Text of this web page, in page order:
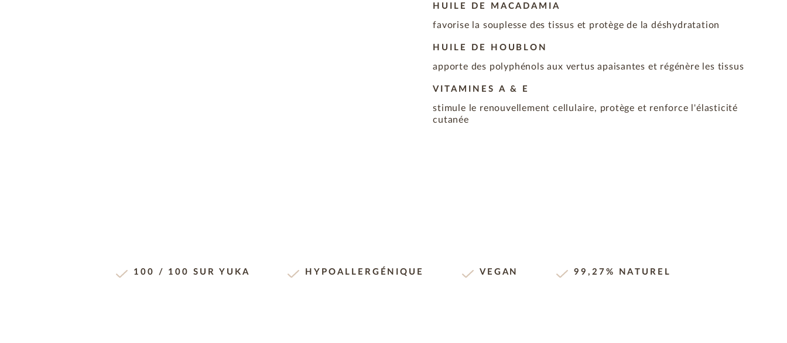
HUILE DE MACADAMIA
favorise la souplesse des tissus et protège de la déshydratation
HUILE DE HOUBLON
apporte des polyphénols aux vertus apaisantes et régénère les tissus
VITAMINES A & E
stimule le renouvellement cellulaire, protège et renforce l'élasticité
cutanée
100 / 100 SUR YUKA HYPOALLERGÉNIQUE VEGAN 99,27% NATUREL